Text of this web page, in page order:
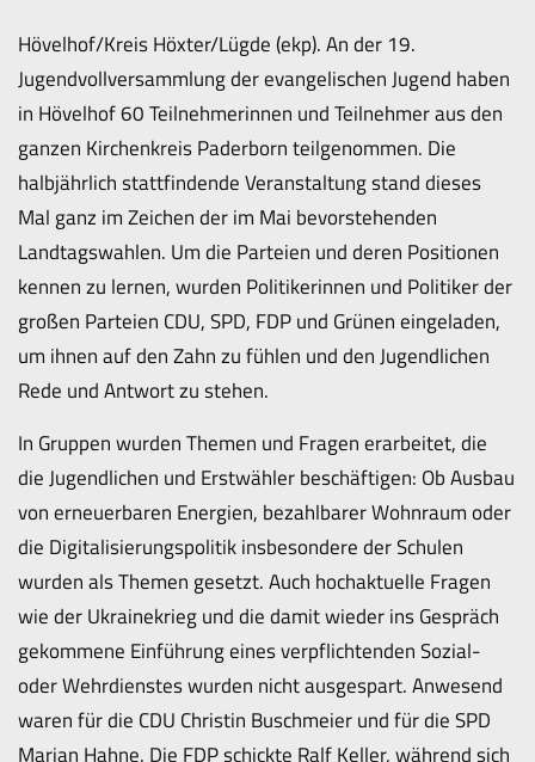
Hövelhof/Kreis Höxter/Lügde (ekp). An der 19.
Jugendvollversammlung der evangelischen Jugend haben
in Hövelhof 60 Teilnehmerinnen und Teilnehmer aus den
ganzen Kirchenkreis Paderborn teilgenommen. Die
halbjährlich stattfindende Veranstaltung stand dieses
Mal ganz im Zeichen der im Mai bevorstehenden
Landtagswahlen. Um die Parteien und deren Positionen
kennen zu lernen, wurden Politikerinnen und Politiker der
großen Parteien CDU, SPD, FDP und Grünen eingeladen,
um ihnen auf den Zahn zu fühlen und den Jugendlichen
Rede und Antwort zu stehen.
In Gruppen wurden Themen und Fragen erarbeitet, die
die Jugendlichen und Erstwähler beschäftigen: Ob Ausbau
von erneuerbaren Energien, bezahlbarer Wohnraum oder
die Digitalisierungspolitik insbesondere der Schulen
wurden als Themen gesetzt. Auch hochaktuelle Fragen
wie der Ukrainekrieg und die damit wieder ins Gespräch
gekommene Einführung eines verpflichtenden Sozial-
oder Wehrdienstes wurden nicht ausgespart. Anwesend
waren für die CDU Christin Buschmeier und für die SPD
Marian Hahne. Die FDP schickte Ralf Keller, während sich